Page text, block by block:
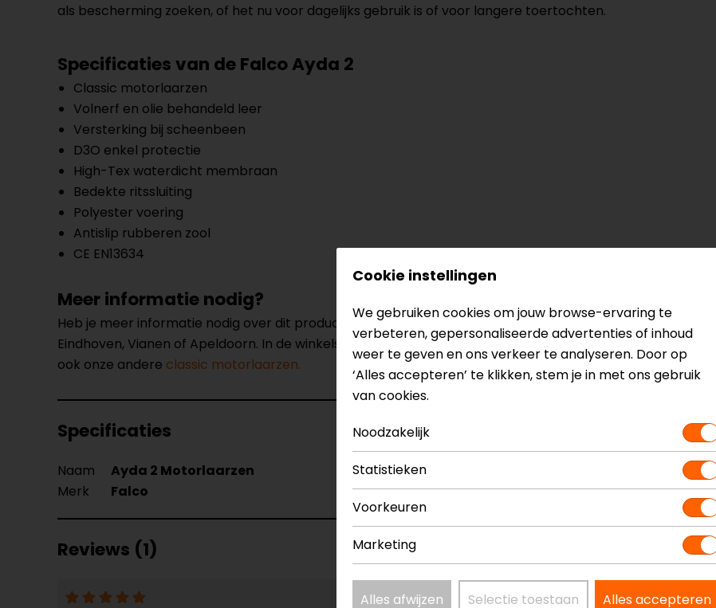
als bescherming zoeken, of het nu voor dagelijks gebruik is of voor langere toertochten.
Specificaties van de Falco Ayda 2
Classic motorlaarzen
Volnerf en olie behandeld leer
Versterking bij scheenbeen
D3O enkel protectie
High-Tex waterdicht membraan
Bedekte ritssluiting
Polyester voering
Antislip rubberen zool
CE EN13634
Meer informatie nodig?
Heb je meer informatie nodig over dit product? Neem dancontactmet ons op of kom langs in één van
Eindhoven, Vianen of Apeldoorn. In de winkels kun je het product bekijken & passen en staan onze
ook onze andere classic motorlaarzen.
Specificaties
Naam Ayda 2 Motorlaarzen
735.2102
Merk
Falco Kleur Bruin
Reviews (1)
Cookie instellingen
We gebruiken cookies om jouw browse-ervaring te
verbeteren, gepersonaliseerde advertenties of inhoud
weer te geven en ons verkeer te analyseren. Door op
‘Alles accepteren’ te klikken, stem je in met ons gebruik
van cookies.
Noodzakelijk
Statistieken
Voorkeuren
Marketing
Alles afwijzen Selectie toestaan Alles accepteren